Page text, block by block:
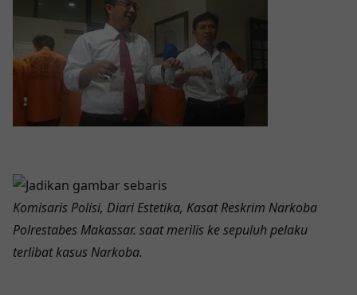
Komisaris Polisi, Diari Estetika, Kasat Reskrim Narkoba
Polrestabes Makassar. saat merilis ke sepuluh pelaku
terlibat kasus Narkoba.